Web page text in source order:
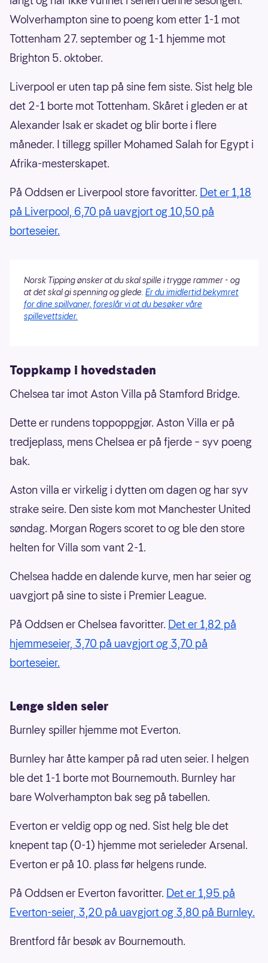
Wolverhampton sine to poeng kom etter 1-1 mot
Tottenham 27. september og 1-1 hjemme mot
Brighton 5. oktober.
Liverpool er uten tap på sine fem siste. Sist helg ble
det 2-1 borte mot Tottenham. Skåret i gleden er at
Alexander Isak er skadet og blir borte i flere
måneder. I tillegg spiller Mohamed Salah for Egypt i
Afrika-mesterskapet.
På Oddsen er Liverpool store favoritter. Det er 1,18
på Liverpool, 6,70 på uavgjort og 10,50 på
borteseier.
Norsk Tipping ønsker at du skal spille i trygge rammer - og
at det skal gi spenning og glede. Er du imidlertid bekymret
for dine spillvaner, foreslår vi at du besøker våre
spillevettsider.
Toppkamp i hovedstaden
Chelsea tar imot Aston Villa på Stamford Bridge.
Dette er rundens toppoppgjør. Aston Villa er på
tredjeplass, mens Chelsea er på fjerde – syv poeng
bak.
Aston villa er virkelig i dytten om dagen og har syv
strake seire. Den siste kom mot Manchester United
søndag. Morgan Rogers scoret to og ble den store
helten for Villa som vant 2-1.
Chelsea hadde en dalende kurve, men har seier og
uavgjort på sine to siste i Premier League.
På Oddsen er Chelsea favoritter. Det er 1,82 på
hjemmeseier, 3,70 på uavgjort og 3,70 på
borteseier.
Lenge siden seier
Burnley spiller hjemme mot Everton.
Burnley har åtte kamper på rad uten seier. I helgen
ble det 1-1 borte mot Bournemouth. Burnley har
bare Wolverhampton bak seg på tabellen.
Everton er veldig opp og ned. Sist helg ble det
knepent tap (0-1) hjemme mot serieleder Arsenal.
Everton er på 10. plass før helgens runde.
På Oddsen er Everton favoritter. Det er 1,95 på
Everton-seier, 3,20 på uavgjort og 3,80 på Burnley.
Brentford får besøk av Bournemouth.